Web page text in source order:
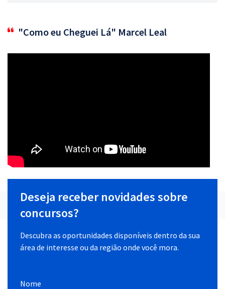
"Como eu Cheguei Lá" Marcel Leal
Deseja receber novidades sobre
concursos?
Descubra as oportunidades disponíveis dentro da sua
área de interesse ou da região onde você mora.
Nome